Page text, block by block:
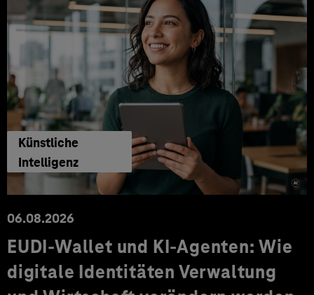
Künstliche
Intelligenz
06.08.2026
EUDI-Wallet und KI-Agenten: Wie
digitale Identitäten Verwaltung